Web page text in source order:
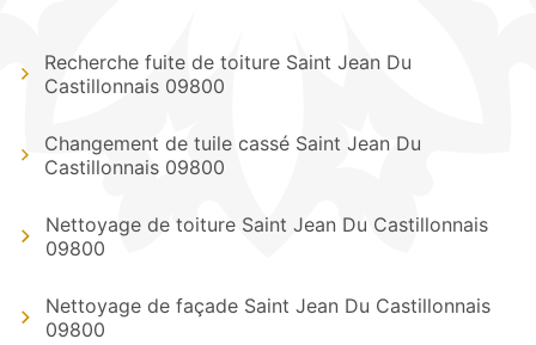
Recherche fuite de toiture Saint Jean Du
Castillonnais 09800
Changement de tuile cassé Saint Jean Du
Castillonnais 09800
Nettoyage de toiture Saint Jean Du Castillonnais
09800
Nettoyage de façade Saint Jean Du Castillonnais
09800